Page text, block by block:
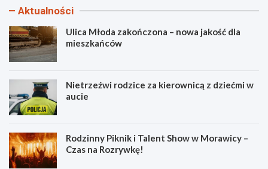
Aktualności
Ulica Młoda zakończona – nowa jakość dla
mieszkańców
Nietrzeźwi rodzice za kierownicą z dziećmi w
aucie
Rodzinny Piknik i Talent Show w Morawicy –
Czas na Rozrywkę!